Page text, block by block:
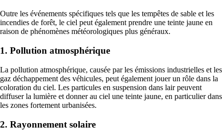
Outre les événements spécifiques tels que les tempêtes de sable et les
incendies de forêt, le ciel peut également prendre une teinte jaune en
raison de phénomènes météorologiques plus généraux.
1. Pollution atmosphérique
La pollution atmosphérique, causée par les émissions industrielles et les
gaz déchappement des véhicules, peut également jouer un rôle dans la
coloration du ciel. Les particules en suspension dans lair peuvent
diffuser la lumière et donner au ciel une teinte jaune, en particulier dans
les zones fortement urbanisées.
2. Rayonnement solaire